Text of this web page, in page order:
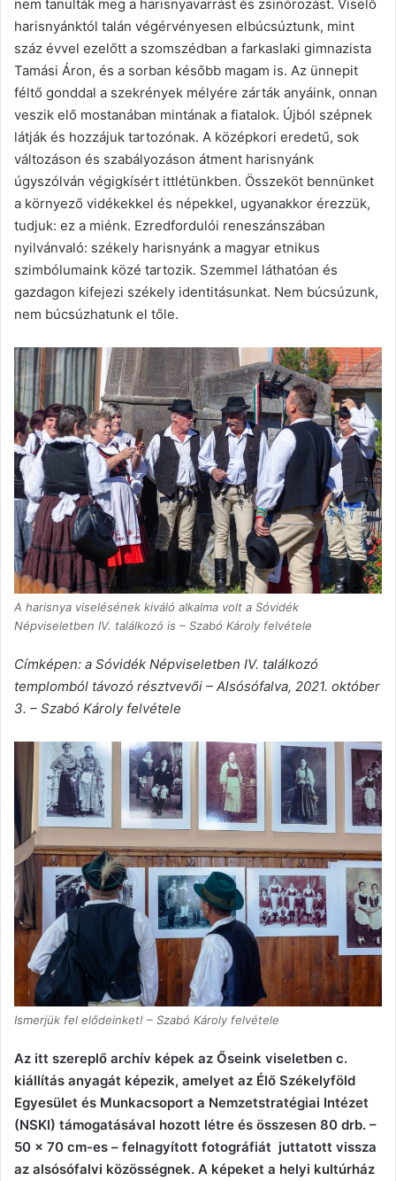
nem tanulták meg a harisnyavarrást és zsinórozást. Viselő
harisnyánktól talán végérvényesen elbúcsúztunk, mint
száz évvel ezelőtt a szomszédban a farkaslaki gimnazista
Tamási Áron, és a sorban később magam is. Az ünnepit
féltő gonddal a szekrények mélyére zárták anyáink, onnan
veszik elő mostanában mintának a fiatalok. Újból szépnek
látják és hozzájuk tartozónak. A középkori eredetű, sok
változáson és szabályozáson átment harisnyánk
úgyszólván végigkísért ittlétünkben. Összeköt bennünket
a környező vidékekkel és népekkel, ugyanakkor érezzük,
tudjuk: ez a miénk. Ezredfordulói reneszánszában
nyilvánvaló: székely harisnyánk a magyar etnikus
szimbólumaink közé tartozik. Szemmel láthatóan és
gazdagon kifejezi székely identitásunkat. Nem búcsúzunk,
nem búcsúzhatunk el tőle.
A harisnya viselésének kiváló alkalma volt a Sóvidék
Népviseletben IV. találkozó is – Szabó Károly felvétele
Címképen: a Sóvidék Népviseletben IV. találkozó
templomból távozó résztvevői – Alsósófalva, 2021. október
3. – Szabó Károly felvétele
Ismerjük fel elődeinket! – Szabó Károly felvétele
Az itt szereplő archív képek az Őseink viseletben c.
kiállítás anyagát képezik, amelyet az Élő Székelyföld
Egyesület és Munkacsoport a Nemzetstratégiai Intézet
(NSKI) támogatásával hozott létre és összesen 80 drb. –
50 x 70 cm-es – felnagyított fotográfiát juttatott vissza
az alsósófalvi közösségnek. A képeket a helyi kultúrház